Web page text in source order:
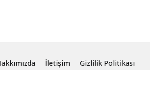
İletişim Gizlilik Politikası